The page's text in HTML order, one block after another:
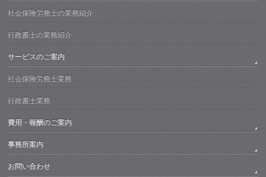
社会保険労務士の業務紹介
行政書士の業務紹介
サービスのご案内
社会保険労務士業務
行政書士業務
費用・報酬のご案内
事務所案内
お問い合わせ